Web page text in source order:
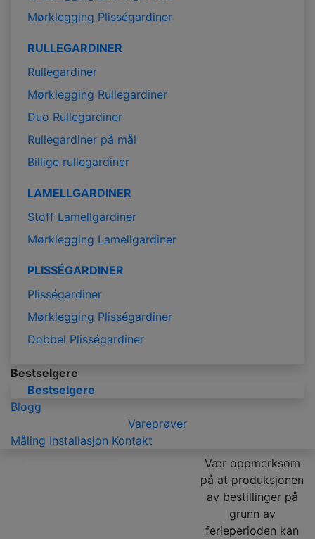
Mørklegging Plisségardiner
RULLEGARDINER
Rullegardiner
Mørklegging Rullegardiner
Duo Rullegardiner
Rullegardiner på mål
Billige rullegardiner
LAMELLGARDINER
Stoff Lamellgardiner
Mørklegging Lamellgardiner
PLISSÉGARDINER
Plisségardiner
Mørklegging Plisségardiner
Dobbel Plisségardiner
Bestselgere
Bestselgere
Blogg
Vareprøver
Måling Installasjon Kontakt
Vær oppmerksom
på at produksjonen
av bestillinger på
grunn av
ferieperioden kan